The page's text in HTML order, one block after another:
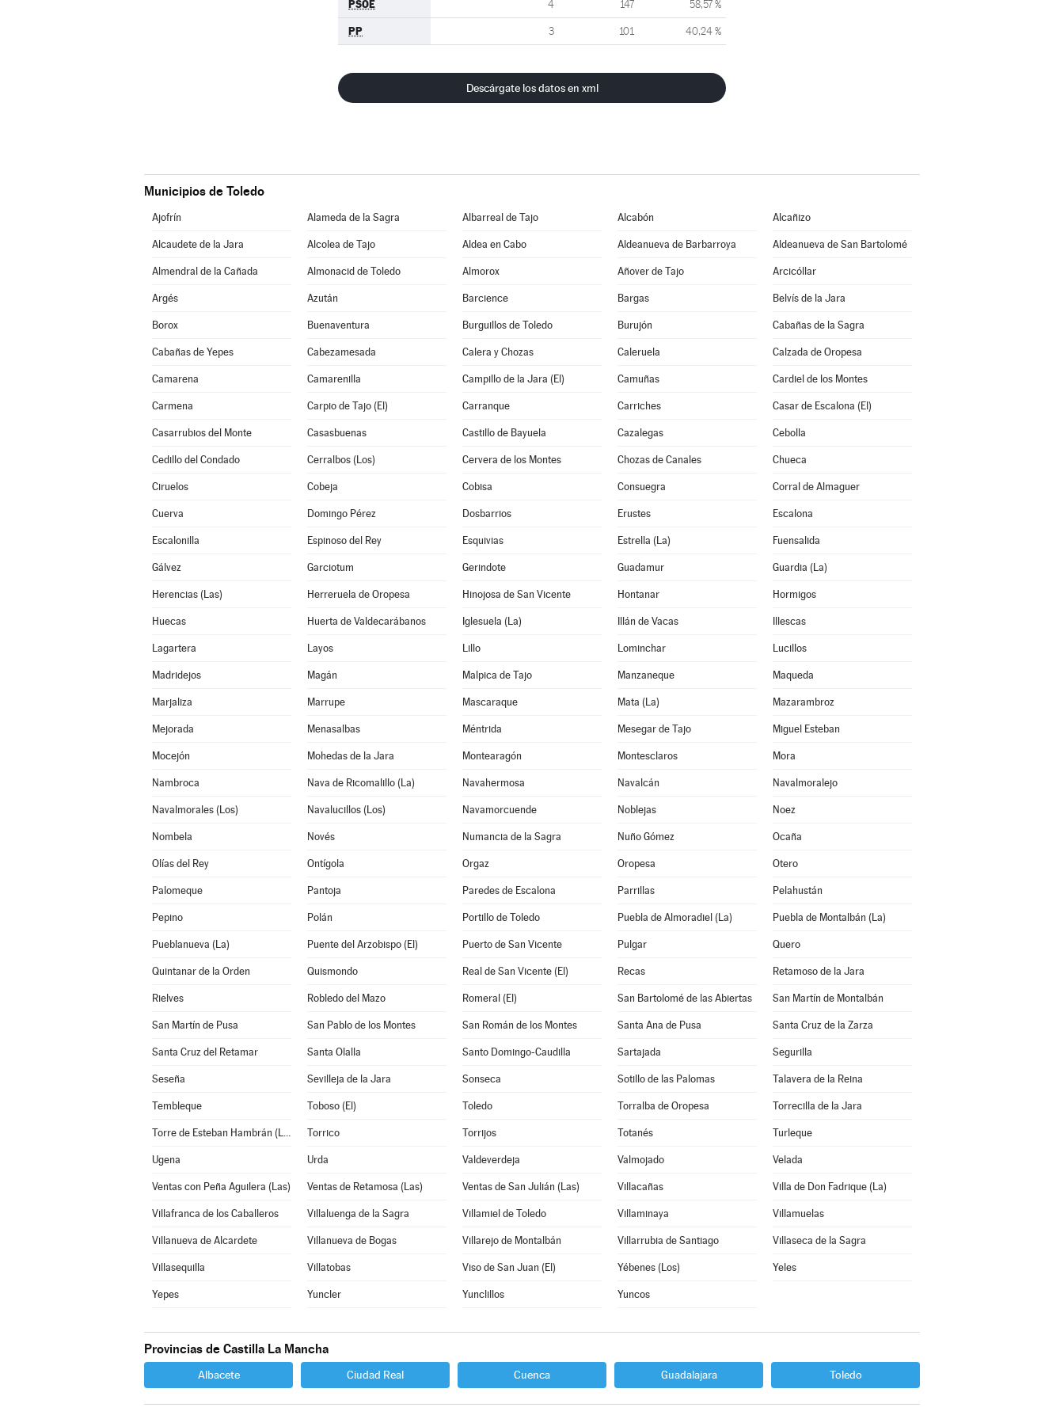
PSOE 4 147 58,57 %
PP 3 101 40,24 %
Descárgate los datos en xml
Municipios de Toledo
Ajofrín Alameda de la Sagra Albarreal de Tajo Alcabón Alcañizo
Alcaudete de la Jara Alcolea de Tajo Aldea en Cabo Aldeanueva de Barbarroya Aldeanueva de San Bartolomé
Almendral de la Cañada Almonacid de Toledo Almorox Añover de Tajo Arcicóllar
Argés Azután Barcience Bargas Belvís de la Jara
Borox Buenaventura Burguillos de Toledo Burujón Cabañas de la Sagra
Cabañas de Yepes Cabezamesada Calera y Chozas Caleruela Calzada de Oropesa
Camarena Camarenilla Campillo de la Jara (El) Camuñas Cardiel de los Montes
Carmena Carpio de Tajo (El) Carranque Carriches Casar de Escalona (El)
Casarrubios del Monte Casasbuenas Castillo de Bayuela Cazalegas Cebolla
Cedillo del Condado Cerralbos (Los) Cervera de los Montes Chozas de Canales Chueca
Ciruelos Cobeja Cobisa Consuegra Corral de Almaguer
Cuerva Domingo Pérez Dosbarrios Erustes Escalona
Escalonilla Espinoso del Rey Esquivias Estrella (La) Fuensalida
Gálvez Garciotum Gerindote Guadamur Guardia (La)
Herencias (Las) Herreruela de Oropesa Hinojosa de San Vicente Hontanar Hormigos
Huecas Huerta de Valdecarábanos Iglesuela (La) Illán de Vacas Illescas
Lagartera Layos Lillo Lominchar Lucillos
Madridejos Magán Malpica de Tajo Manzaneque Maqueda
Marjaliza Marrupe Mascaraque Mata (La) Mazarambroz
Mejorada Menasalbas Méntrida Mesegar de Tajo Miguel Esteban
Mocejón Mohedas de la Jara Montearagón Montesclaros Mora
Nambroca Nava de Ricomalillo (La) Navahermosa Navalcán Navalmoralejo
Navalmorales (Los) Navalucillos (Los) Navamorcuende Noblejas Noez
Nombela Novés Numancia de la Sagra Nuño Gómez Ocaña
Olías del Rey Ontígola Orgaz Oropesa Otero
Palomeque Pantoja Paredes de Escalona Parrillas Pelahustán
Pepino Polán Portillo de Toledo Puebla de Almoradiel (La) Puebla de Montalbán (La)
Pueblanueva (La) Puente del Arzobispo (El) Puerto de San Vicente Pulgar Quero
Quintanar de la Orden Quismondo Real de San Vicente (El) Recas Retamoso de la Jara
Rielves Robledo del Mazo Romeral (El) San Bartolomé de las Abiertas San Martín de Montalbán
San Martín de Pusa San Pablo de los Montes San Román de los Montes Santa Ana de Pusa Santa Cruz de la Zarza
Santa Cruz del Retamar Santa Olalla Santo Domingo-Caudilla Sartajada Segurilla
Seseña Sevilleja de la Jara Sonseca Sotillo de las Palomas Talavera de la Reina
Tembleque Toboso (El) Toledo Torralba de Oropesa Torrecilla de la Jara
Torre de Esteban Hambrán (La) Torrico Torrijos Totanés Turleque
Ugena Urda Valdeverdeja Valmojado Velada
Ventas con Peña Aguilera (Las) Ventas de Retamosa (Las) Ventas de San Julián (Las) Villacañas Villa de Don Fadrique (La)
Villafranca de los Caballeros Villaluenga de la Sagra Villamiel de Toledo Villaminaya Villamuelas
Villanueva de Alcardete Villanueva de Bogas Villarejo de Montalbán Villarrubia de Santiago Villaseca de la Sagra
Villasequilla Villatobas Viso de San Juan (El) Yébenes (Los) Yeles
Yepes Yuncler Yunclillos Yuncos
Provincias de Castilla La Mancha
Albacete Ciudad Real Cuenca Guadalajara Toledo